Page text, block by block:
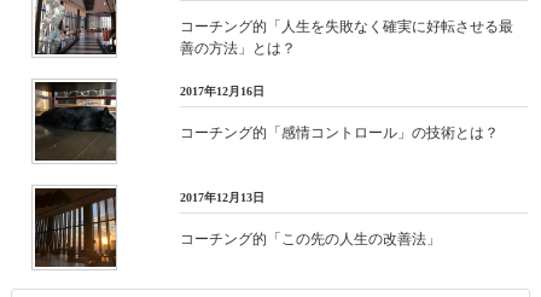
コーチング的「人生を失敗なく確実に好転させる最
善の方法」とは？
2017年12月16日
コーチング的「感情コントロール」の技術とは？
2017年12月13日
コーチング的「この先の人生の改善法」